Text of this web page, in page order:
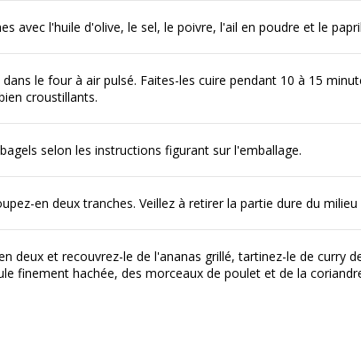
avec l'huile d'olive, le sel, le poivre, l'ail en poudre et le
le four à air pulsé. Faites-les cuire pendant 10 à 15
croustillants.
selon les instructions figurant sur l'emballage.
en deux tranches. Veillez à retirer la partie dure du milieu
deux et recouvrez-le de l'ananas grillé, tartinez-le de curry
finement hachée, des morceaux de poulet et de la